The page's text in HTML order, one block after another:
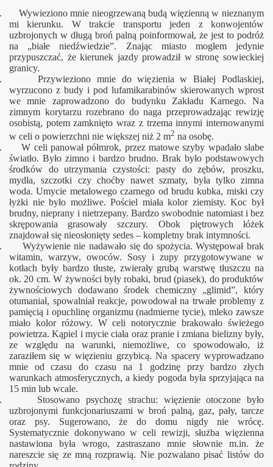
Wywieziono mnie nieogrzewaną budą więzienną w nieznanym
mi kierunku. W trakcie transportu jeden z konwojentów
uzbrojonych w długą broń palną poinformował, że jest to podróż
na „białe niedźwiedzie”. Znając miasto mogłem jedynie
przypuszczać, że kierunek jazdy prowadził w stronę sowieckiej
granicy.
Przywieziono mnie do więzienia w Białej Podlaskiej,
wyrzucono z budy i pod lufamikarabinów skierowanych wprost
we mnie zaprowadzono do budynku Zakładu Karnego. Na
zimnym korytarzu rozebrano do naga przeprowadzając rewizję
osobistą, potem zamknięto wraz z trzema innymi internowanymi
w celi o powierzchni nie większej niż 2 m2 na osobę.
W celi panował półmrok, przez matowe szyby wpadało słabe
światło. Było zimno i bardzo brudno. Brak było podstawowych
środków do utrzymania czystości: pasty do zębów, proszku,
mydła, szczotki czy choćby nawet szmaty, była tylko zimna
woda. Umycie metalowego czarnego od brudu kubka, miski czy
łyżki nie było możliwe. Pościel miała kolor ziemisty. Koc był
brudny, nieprany i nietrzepany. Bardzo swobodnie natomiast i bez
skrępowania grasowały szczury. Obok piętrowych łóżek
znajdował się nieosłonięty sedes – kompletny brak intymności.
Wyżywienie nie nadawało się do spożycia. Występował brak
witamin, warzyw, owoców. Sosy i zupy przygotowywane w
kotłach były bardzo tłuste, zwierały grubą warstwę tłuszczu na
ok. 20 cm. W żywności były robaki, brud (piasek), do produktów
żywnościowych dodawano środek chemiczny „glimid”, który
otumaniał, spowalniał reakcje, powodował na trwałe problemy z
pamięcią i opuchlinę organizmu (nadmierne tycie), mleko zawsze
miało kolor różowy. W celi notorycznie brakowało świeżego
powietrza. Kąpiel i mycie ciała oraz pranie i zmiana bielizny były,
ze względu na warunki, niemożliwe, co spowodowało, iż
zaraziłem się w więzieniu grzybicą. Na spacery wyprowadzano
mnie od czasu do czasu na 1 godzinę przy bardzo złych
warunkach atmosferycznych, a kiedy pogoda była sprzyjająca na
15 min lub wcale.
Stosowano psychozę strachu: więzienie otoczone było
uzbrojonymi funkcjonariuszami w broń palną, gaz, pały, tarcze
oraz psy. Sugerowano, że do domu nigdy nie wrócę.
Systematycznie dokonywano w celi rewizji, służba więzienna
nastawiona była wrogo, zastraszano mnie słownie m.in. że
nareszcie się ze mną rozprawią. Nie pozwalano pisać listów do